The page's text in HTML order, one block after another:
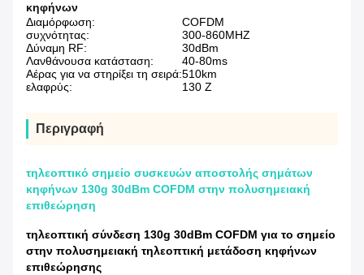
κηφήνων
Διαμόρφωση:
COFDM
συχνότητας:
300-860MHZ
Δύναμη RF:
30dBm
Λανθάνουσα κατάσταση:
40-80ms
Αέρας για να στηρίξει τη σειρά:510km
ελαφρύς:
130 Ζ
Περιγραφή
τηλεοπτικό σημείο συσκευών αποστολής σημάτων
κηφήνων 130g 30dBm COFDM στην πολυσημειακή
επιθεώρηση
τηλεοπτική σύνδεση 130g 30dBm COFDM για το σημείο
στην πολυσημειακή τηλεοπτική μετάδοση κηφήνων
επιθεώρησης